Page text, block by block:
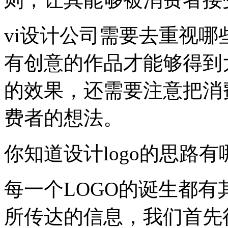
vi设计公司需要去重视哪
有创意的作品才能够得
的效果，还需要注意把
费者的想法。
你知道设计logo的思路有
每一个LOGO的诞生都有
所传达的信息，我们首